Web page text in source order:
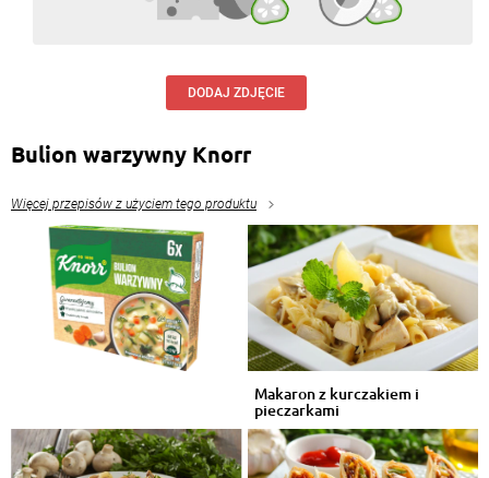
DODAJ ZDJĘCIE
Bulion warzywny Knorr
Więcej przepisów z użyciem tego produktu
Makaron z kurczakiem i
pieczarkami